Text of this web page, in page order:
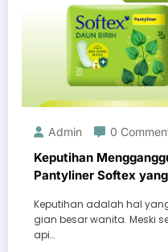
Admin 0
Keputihan
Pantyliner Softex
Keputihan adalah hal
gian besar wanita. Meski
api…